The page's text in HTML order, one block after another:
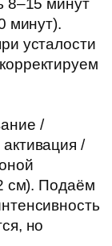
минут).
усталости
/
/
см). Подаём
но